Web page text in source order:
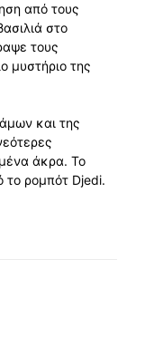
από τους
στο
τους
μυστήριο της
και της
άκρα. Το
το ρομπότ Djedi.